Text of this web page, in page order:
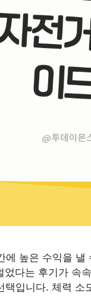
에 높은 수익을
다는 후기가 속
택입니다. 체력